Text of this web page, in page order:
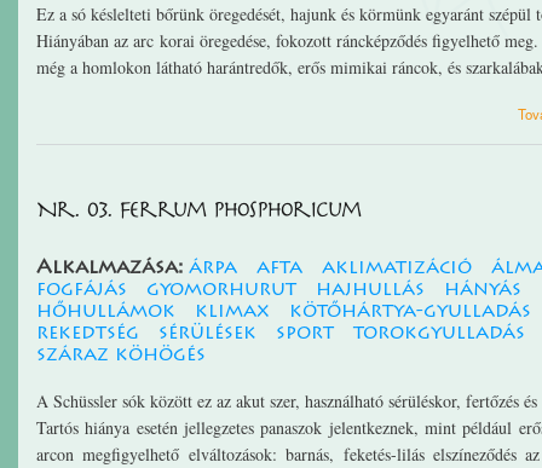
Ez a só késlelteti bőrünk öregedését, hajunk és körmünk egyaránt
Hiányában az arc korai öregedése, fokozott ráncképződés figyelhető
még a homlokon látható harántredők, erős mimikai ráncok, és
Nr. 03. Ferrum phosphoricum
Alkalmazása: árpa afta aklimatizáció
fogfájás
gyomorhurut hajhullás hányás
hőhullámok
klimax
kötőhártya-gyulladás
rekedtség
sérülések sport
torokgyulladás
száraz köhögés
A Schüssler sók között ez az akut szer, használható sérüléskor, fertőzés
Tartós hiánya esetén jellegzetes panaszok jelentkeznek, mint például
arcon megfigyelhető elváltozások: barnás, feketés-lilás